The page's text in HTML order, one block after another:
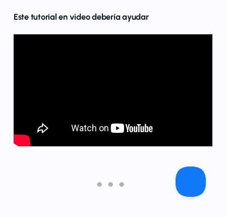
Este tutorial en video debería ayudar